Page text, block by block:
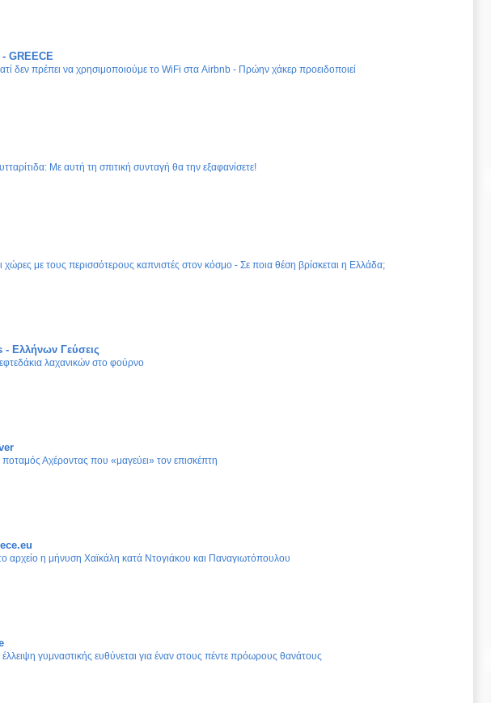
GREECE
δεν πρέπει να χρησιμοποιούμε το WiFi στα Airbnb - Πρώην χάκερ προειδοποιεί
Με αυτή τη σπιτική συνταγή θα την εξαφανίσετε!
χώρες με τους περισσότερους καπνιστές στον κόσμο - Σε ποια θέση βρίσκεται η Ελλάδα;
- Ελλήνων Γεύσεις
λαχανικών στο φούρνο
Αχέροντας που «μαγεύει» τον επισκέπτη
αρχείο η μήνυση Χαϊκάλη κατά Ντογιάκου και Παναγιωτόπουλου
γυμναστικής ευθύνεται για έναν στους πέντε πρόωρους θανάτους